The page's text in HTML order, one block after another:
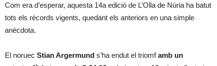
Com era d’esperar, aquesta 14a edició de L’Olla de Núria ha batut
tots els rècords vigents, quedant els anteriors en una simple
anècdota.
El noruec Stian Argermund s’ha endut el triomfamb un